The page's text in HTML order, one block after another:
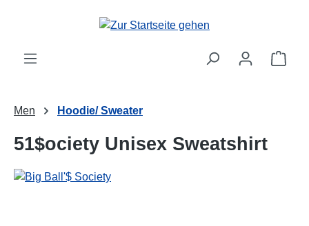
Men Hoodie/ Sweater
51$ociety Unisex Sweatshirt